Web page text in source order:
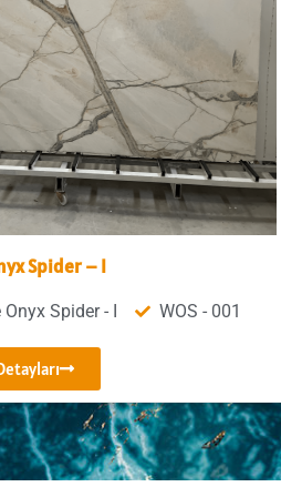
Spider – I
Spider - I WOS - 001